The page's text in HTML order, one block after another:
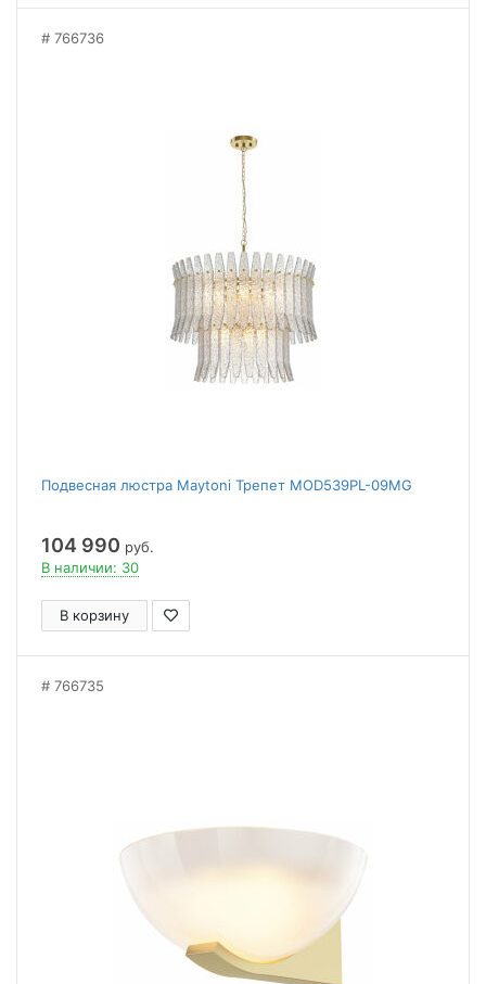
766736
Подвесная люстра Maytoni Трепет MOD539PL-09MG
104 990 руб.
В наличии: 30
В корзину
766735